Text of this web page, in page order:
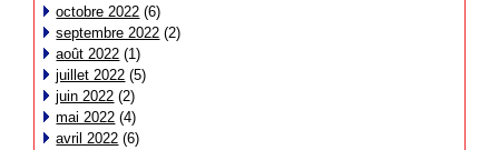
octobre 2022 (6)
septembre 2022 (2)
août 2022 (1)
juillet 2022 (5)
juin 2022 (2)
mai 2022 (4)
avril 2022 (6)